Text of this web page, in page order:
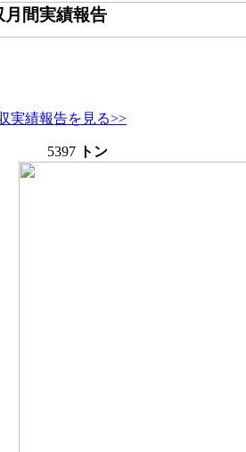
実績報告を見る>>
5397 トン